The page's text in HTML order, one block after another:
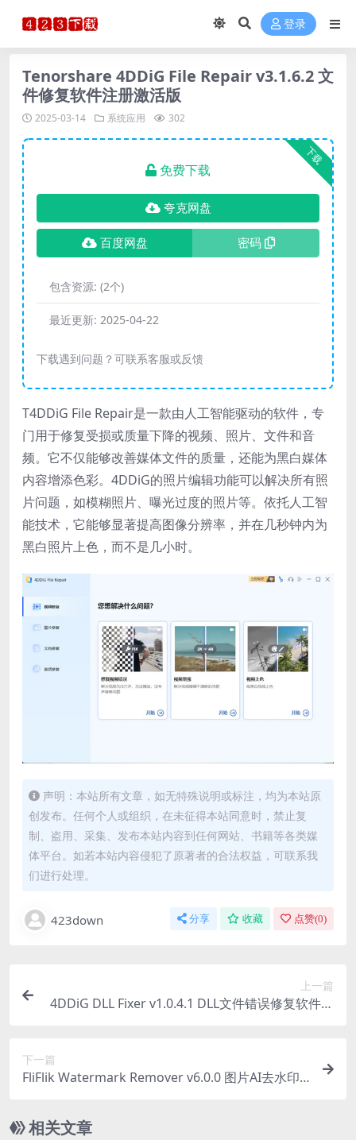
登录
Tenorshare 4DDiG File Repair v3.1.6.2 文
件修复软件注册激活版
2025-03-14 系统应用 302
下载
免费下载
夸克网盘
百度网盘 密码
包含资源: (2个)
最近更新: 2025-04-22
下载遇到问题？可联系客服或反馈
T4DDiG File Repair是一款由人工智能驱动的软件，专
门用于修复受损或质量下降的视频、照片、文件和音
频。它不仅能够改善媒体文件的质量，还能为黑白媒体
内容增添色彩。4DDiG的照片编辑功能可以解决所有照
片问题，如模糊照片、曝光过度的照片等。依托人工智
能技术，它能够显著提高图像分辨率，并在几秒钟内为
黑白照片上色，而不是几小时。
声明：本站所有文章，如无特殊说明或标注，均为本站原
创发布。任何个人或组织，在未征得本站同意时，禁止复
制、盗用、采集、发布本站内容到任何网站、书籍等各类媒
体平台。如若本站内容侵犯了原著者的合法权益，可联系我
们进行处理。
423down 分享 收藏 点赞(0)
上一篇
4DDiG DLL Fixer v1.0.4.1 DLL文件错误修复软件注
下一篇
FliFlik Watermark Remover v6.0.0 图片AI去水印
相关文章